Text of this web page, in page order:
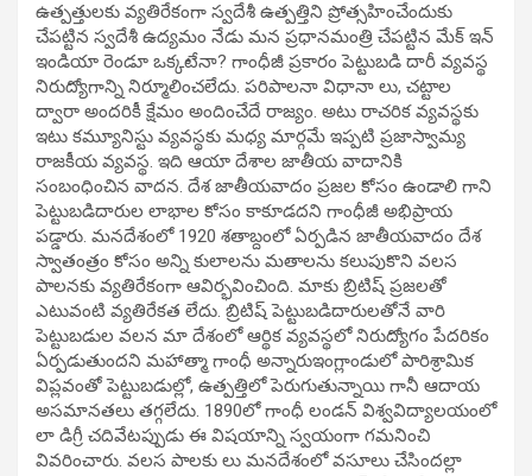
ఉత్పత్తులకు వ్యతిరేకంగా స్వదేశీ ఉత్పత్తిని ప్రోత్సహించేందుకు
చేపట్టిన స్వదేశీ ఉద్యమం నేడు మన ప్రధానమంత్రి చేపట్టిన మేక్ ఇన్
ఇండియా రెండూ ఒక్కటేనా? గాంధీజీ ప్రకారం పెట్టుబడి దారీ వ్యవస్థ
నిరుద్యోగాన్ని నిర్మూలించలేదు. పరిపాలనా విధానా లు, చట్టాల
ద్వారా అందరికీ క్షేమం అందించేదే రాజ్యం. అటు రాచరిక వ్యవస్థకు
ఇటు కమ్యూనిస్టు వ్యవస్థకు మధ్య మార్గమే ఇప్పటి ప్రజాస్వామ్య
రాజకీయ వ్యవస్థ. ఇది ఆయా దేశాల జాతీయ వాదానికి
సంబంధించిన వాదన. దేశ జాతీయవాదం ప్రజల కోసం ఉండాలి గాని
పెట్టుబడిదారుల లాభాల కోసం కాకూడదని గాంధీజీ అభిప్రాయ
పడ్డారు. మనదేశంలో 1920 శతాబ్దంలో ఏర్పడిన జాతీయవాదం దేశ
స్వాతంత్రం కోసం అన్ని కులాలను మతాలను కలుపుకొని వలస
పాలనకు వ్యతిరేకంగా ఆవిర్భవించింది. మాకు బ్రిటిష్ ప్రజలతో
ఎటువంటి వ్యతిరేకత లేదు. బ్రిటిష్ పెట్టుబడిదారులతోనే వారి
పెట్టుబడుల వలన మా దేశంలో ఆర్థిక వ్యవస్థలో నిరుద్యోగం పేదరికం
ఏర్పడుతుందని మహాత్మా గాంధీ అన్నారుఇంగ్లాండులో పారిశ్రామిక
విప్లవంతో పెట్టుబడుల్లో, ఉత్పత్తిలో పెరుగుతున్నాయి గానీ ఆదాయ
అసమానతలు తగ్గలేదు. 1890లో గాంధీ లండన్ విశ్వవిద్యాలయంలో
లా డిగ్రీ చదివేటప్పుడు ఈ విషయాన్ని స్వయంగా గమనించి
వివరించారు. వలస పాలకు లు మనదేశంలో వసూలు చేసిందల్లా